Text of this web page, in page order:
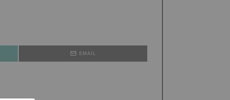
EMAIL